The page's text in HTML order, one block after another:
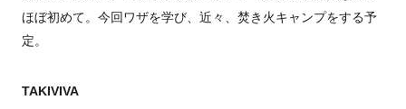
ほぼ初めて。今回ワザを学び、近々、焚き火キャンプをする予
定。
TAKIVIVA